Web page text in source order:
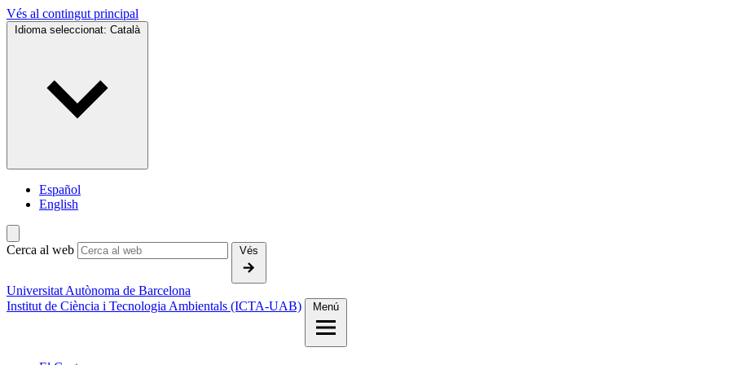
Vés al contingut principal
Idioma seleccionat: Català
Español
English
Cerca al web Vés
Universitat Autònoma de Barcelona
Institut de Ciència i Tecnologia Ambientals (ICTA-UAB)
Menú